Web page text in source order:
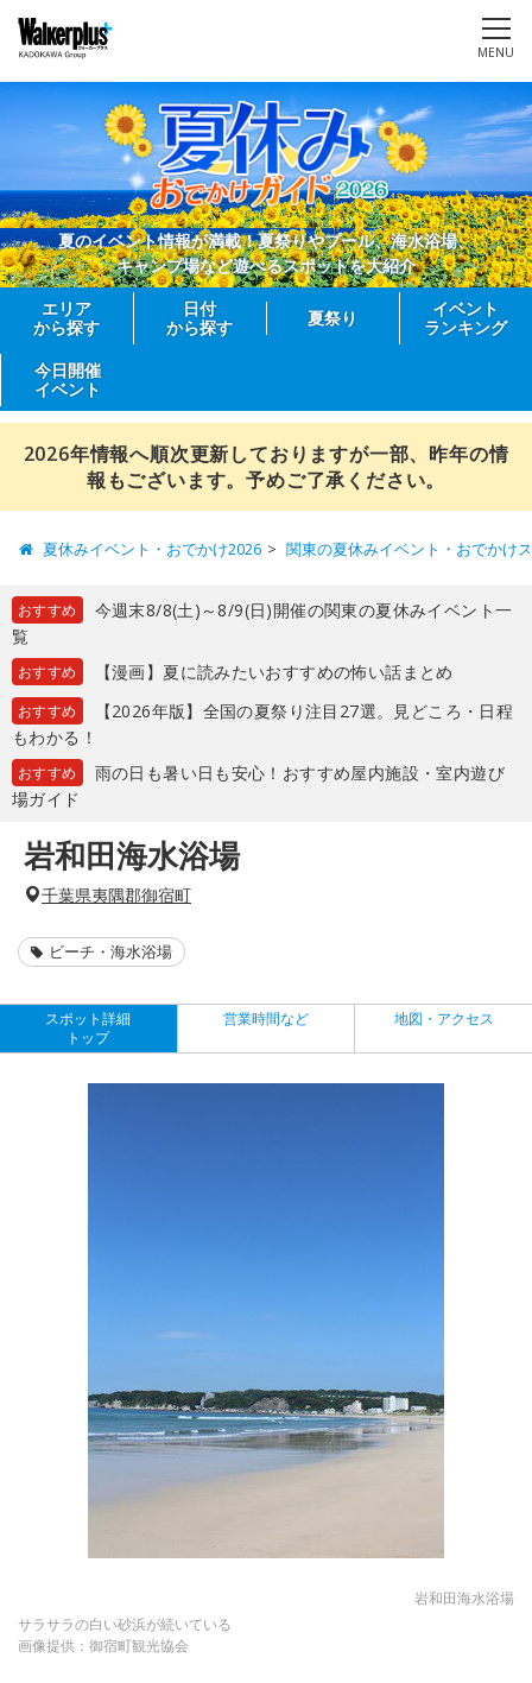
MENU
夏のイベント情報が満載！夏祭りやプール、海水浴場、
キャンプ場など遊べるスポットを大紹介
エリア
から探す
日付
から探す
夏祭り
イベント
ランキング
今日開催
イベント
2026年情報へ順次更新しておりますが一部、昨年の情
報もございます。予めご了承ください。
夏休みイベント・おでかけ2026 関東の夏休みイベント・おでかけ
おすすめ
今週末8/8(土)～8/9(日)開催の関東の夏休みイベント一
覧
おすすめ 【漫画】夏に読みたいおすすめの怖い話まとめ
おすすめ
【2026年版】全国の夏祭り注目27選。見どころ・日程
もわかる！
おすすめ
雨の日も暑い日も安心！おすすめ屋内施設・室内遊び
場ガイド
岩和田海水浴場
千葉県夷隅郡御宿町
ビーチ・海水浴場
スポット詳細
トップ
営業時間など 地図・アクセス
岩和田海水浴場
サラサラの白い砂浜が続いている
画像提供：御宿町観光協会